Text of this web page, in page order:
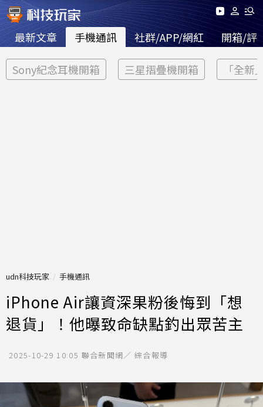
最新文章 手機通訊 社群/APP/網紅 開箱/評
Sony紀念耳機開箱 三星摺疊機開箱 「全新
udn科技玩家 手機通訊
iPhone Air讓資深果粉後悔到「想
退貨」！他曝致命缺點釣出眾苦主
2025-10-29 10:05 聯合新聞網／ 綜合報導